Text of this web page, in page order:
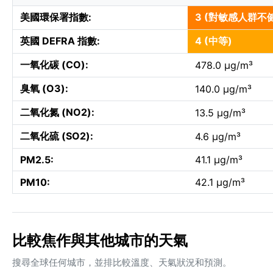
美國環保署指數:
3 (對敏感人群不
英國 DEFRA 指數:
4 (中等)
一氧化碳 (CO):
478.0 µg/m³
臭氧 (O3):
140.0 µg/m³
二氧化氮 (NO2):
13.5 µg/m³
二氧化硫 (SO2):
4.6 µg/m³
PM2.5:
41.1 µg/m³
PM10:
42.1 µg/m³
比較焦作與其他城市的天氣
搜尋全球任何城市，並排比較溫度、天氣狀況和預測。